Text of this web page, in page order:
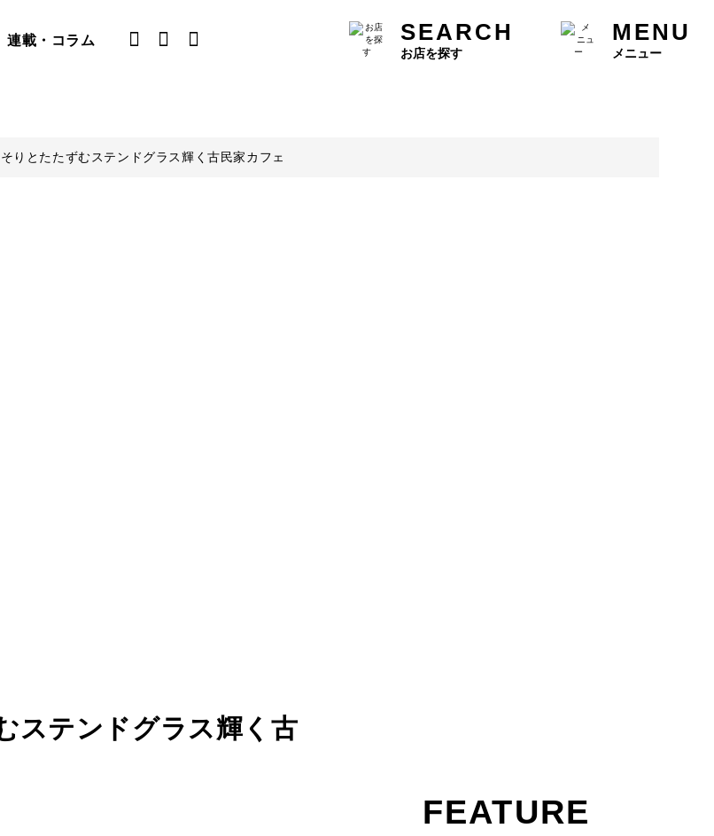
連載・コラム SEARCH
お店を探す
MENU
メニュー
りとたたずむステンドグラス輝く古民家カフェ
ステンドグラス輝く古
FEATURE